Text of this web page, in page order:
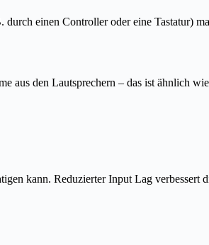
einen Controller oder eine Tastatur)
aus den Lautsprechern – das ist ähnlich
kann. Reduzierter Input Lag verbessert